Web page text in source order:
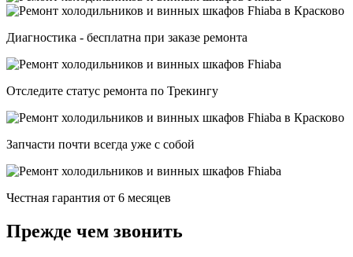
Диагностика - бесплатна при заказе ремонта
Отследите статус ремонта по Трекингу
Запчасти почти всегда уже с собой
Честная гарантия от 6 месяцев
Прежде чем звонить